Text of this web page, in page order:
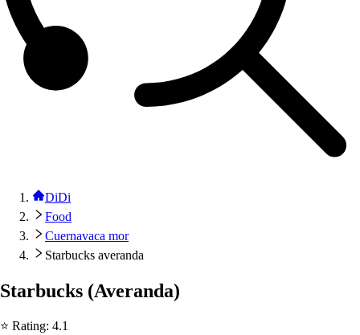
DiDi
Food
Cuernavaca mor
Starbucks averanda
Starbucks (Averanda)
⭐ Rating: 4.1